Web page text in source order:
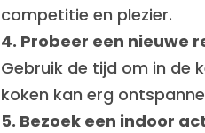
competitie en plezier.
4. Probeer een nieuwe
Gebruik de tijd om in de
koken kan erg
5. Bezoek een indoor